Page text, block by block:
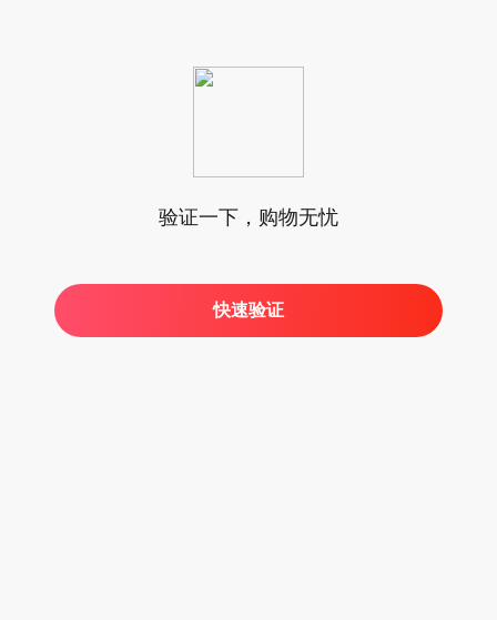
验证一下，购物无忧
快速验证